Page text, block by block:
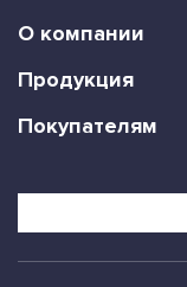
О компании
Продукция
Покупателям